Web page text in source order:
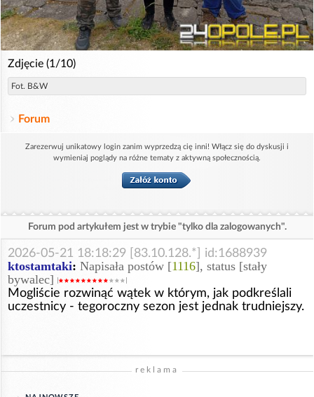
Zdjęcie (1/10)
Fot. B&W
Forum
Zarezerwuj unikatowy login zanim wyprzedzą cię inni! Włącz się do dyskusji i
wymieniaj poglądy na różne tematy z aktywną społecznością.
Forum pod artykułem jest w trybie "tylko dla zalogowanych".
2026-05-21 18:18:29 [83.10.128.*] id:1688939
ktostamtaki: Napisała postów [1116], status [stały
bywalec]
Mogliście rozwinąć wątek w którym, jak podkreślali
uczestnicy - tegoroczny sezon jest jednak trudniejszy.
reklama